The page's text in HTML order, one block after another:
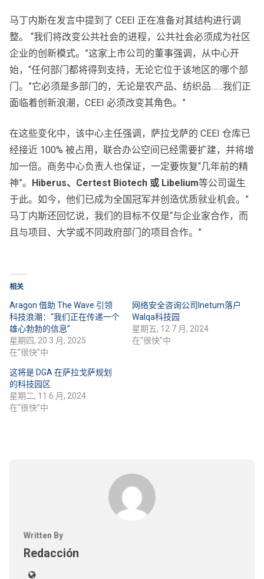
马丁内斯在发言中提到了 CEEI 正在准备对其结构进行调
整。 “我们将改变公共社会的进程，公共社会必须成为社区
企业的创新模式。”这家上市公司的董事强调，从中心开
始，“任何部门都将得到支持，无论它位于该地区的哪个部
门。”它必须是多部门的，无论是农产品、纺织品……我们正
面临着创新浪潮，CEEI 必须改变其角色。”
在这些变化中，该中心主任强调，萨拉戈萨的 CEEI 仓库已
经接近 100% 被占用，联合办公空间已经需要扩建，并将增
加一倍。商务中心负责人也保证，一定要恢复“几年前的精
神”。
Hiberus、Certest Biotech 或 Libelium等公司诞生
于此。如今，他们已成为全国冠军并创造优质就业机会。”
马丁内斯还回忆说，我们的目标不仅是“与企业家合作，而
且与项目、大学或不同政府部门的项目合作。”
相关
Aragon 借助 The Wave 引领
科技浪潮：“我们正在传递一个
雄心勃勃的信息”
星期四, 20 3 月, 2025
在“很快”中
网络安全咨询公司Inetum落户
Walqa科技园
星期五, 12 7 月, 2024
在“很快”中
这将是 DGA 在萨拉戈萨规划
的科技园区
星期二, 11 6 月, 2024
在“很快”中
Written By
Redacción